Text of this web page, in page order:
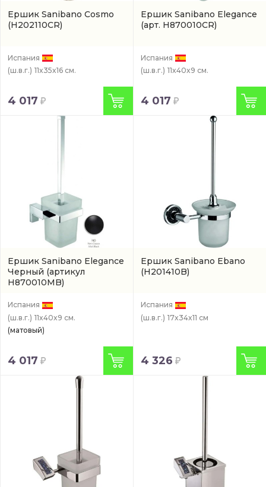
Ершик Sanibano Cosmo
(H202110CR)
Испания
(ш.в.г.) 11x35x16 см.
4 017
Ершик Sanibano Elegance
(арт. H870010CR)
Испания
(ш.в.г.) 11x40x9 см.
4 017
Ершик Sanibano Elegance
Черный (артикул
H870010MB)
Испания
(ш.в.г.) 11x40x9 см.
(матовый)
4 017
Ершик Sanibano Ebano
(H201410B)
Испания
(ш.в.г.) 17x34x11 см
4 326